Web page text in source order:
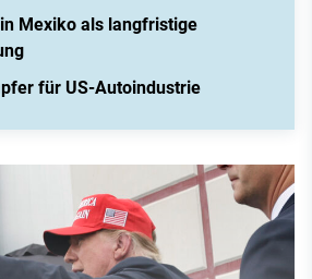
Mexiko als langfristige
für US-Autoindustrie